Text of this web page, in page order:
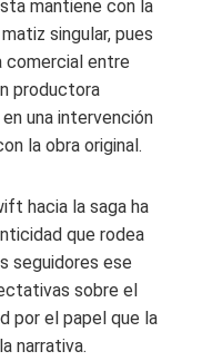
mantiene con la
singular, pues
comercial entre
productora
una intervención
la obra original.
hacia la saga ha
que rodea
seguidores ese
sobre el
por el papel que la
narrativa.